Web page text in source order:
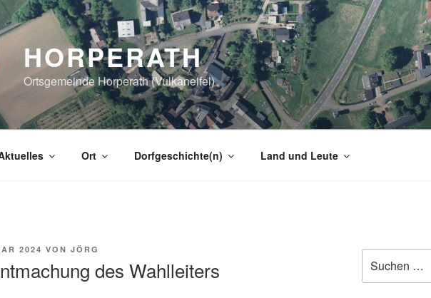
HORPERATH
Ortsgemeinde Horperath (Vulkaneifel)
Ort Dorfgeschichte(n) Land und Leute
2024 VON JÖRG
des Wahlleiters
nach: